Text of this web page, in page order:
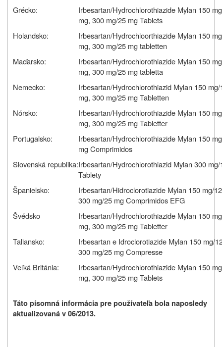
Grécko:
Irbesartan/Hydrochlorothiazide Mylan 150
mg, 300 mg/25 mg Tablets
Holandsko:
Irbesartan/Hydrochloorthiazide Mylan 150
mg, 300 mg/25 mg tabletten
Maďarsko:
Irbesartan/Hydrochlorothiazide Mylan 150
mg, 300 mg/25 mg tabletta
Nemecko:
Irbesartan/Hydrochlorothiazid Mylan 150
mg, 300 mg/25 mg Tabletten
Nórsko:
Irbesartan/Hydrochlorothiazide Mylan 150
mg, 300 mg/25 mg Tabletter
Portugalsko:
Irbesartan/Hydrochlorothiazide Mylan 150
mg Comprimidos
Slovenská republika:Irbesartan/Hydrochlorothiazid Mylan 300
Tablety
Španielsko:
Irbesartan/Hidroclorotiazide Mylan 150 mg/
300 mg/25 mg Comprimidos EFG
Švédsko
Irbesartan/Hydrochlorothiazide Mylan 150
mg, 300 mg/25 mg Tabletter
Taliansko:
Irbesartan e Idroclorotiazide Mylan 150 mg/
300 mg/25 mg Compresse
Veľká Británia:
Irbesartan/Hydrochlorothiazide Mylan 150
mg, 300 mg/25 mg Tablets
Táto písomná informácia pre používateľa bola naposledy
aktualizovaná v 06/2013.